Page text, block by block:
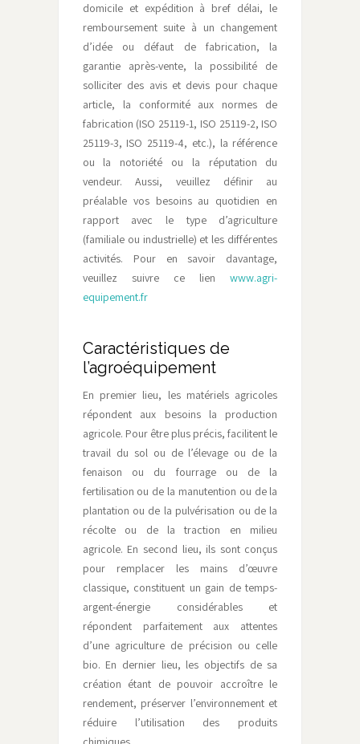
domicile et expédition à bref délai, le
remboursement suite à un changement
d’idée ou défaut de fabrication, la
garantie après-vente, la possibilité de
solliciter des avis et devis pour chaque
article, la conformité aux normes de
fabrication (ISO 25119-1, ISO 25119-2, ISO
25119-3, ISO 25119-4, etc.), la référence
ou la notoriété ou la réputation du
vendeur. Aussi, veuillez définir au
préalable vos besoins au quotidien en
rapport avec le type d’agriculture
(familiale ou industrielle) et les différentes
activités. Pour en savoir davantage,
veuillez suivre ce lienwww.agri-
equipement.fr
Caractéristiques de
l’agroéquipement
En premier lieu, les matériels agricoles
répondent aux besoins la production
agricole. Pour être plus précis, facilitent le
travail du sol ou de l’élevage ou de la
fenaison ou du fourrage ou de la
fertilisation ou de la manutention ou de la
plantation ou de la pulvérisation ou de la
récolte ou de la traction en milieu
agricole. En second lieu, ils sont conçus
pour remplacer les mains d’œuvre
classique, constituent un gain de temps-
argent-énergie considérables et
répondent parfaitement aux attentes
d’une agriculture de précision ou celle
bio. En dernier lieu, les objectifs de sa
création étant de pouvoir accroître le
rendement, préserver l’environnement et
réduire l’utilisation des produits